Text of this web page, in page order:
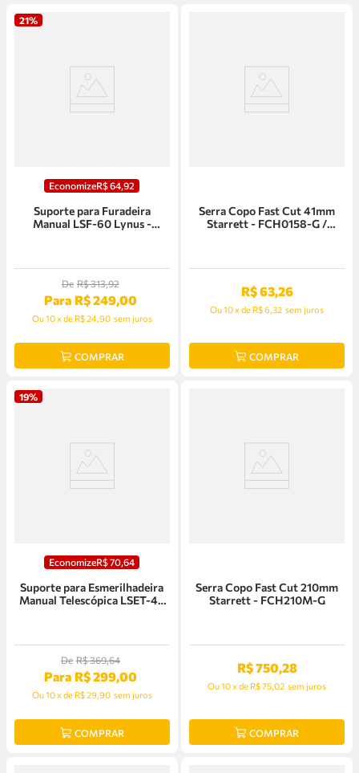
21%
EconomizeR$64,92
Suporte para Furadeira
Manual LSF-60 Lynus -
De R$313,92
Para R$249,00
Ou10xde R$ 24,90 sem juros
COMPRAR
Serra Copo Fast Cut 41mm
Starrett - FCH0158-G /
R$63,26
Ou10xde R$ 6,32 sem juros
COMPRAR
19%
EconomizeR$70,64
Suporte para Esmerilhadeira
Manual Telescópica LSET-45
De R$369,64
Para R$299,00
Ou10xde R$ 29,90 sem juros
COMPRAR
Serra Copo Fast Cut 210mm
Starrett - FCH210M-G
R$750,28
Ou10xde R$ 75,02 sem juros
COMPRAR